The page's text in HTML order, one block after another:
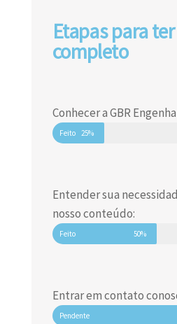
Etapas para
completo
Conhecer a GBR
Feito 25%
Entender sua
nosso conteúdo:
Feito 50%
Entrar em contato
Pendente